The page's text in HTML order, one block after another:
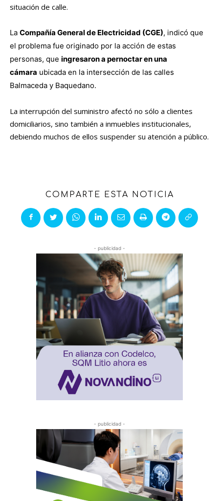
situación de calle.
La Compañía General de Electricidad (CGE), indicó que
el problema fue originado por la acción de estas
personas, que ingresaron a pernoctar en una
cámara ubicada en la intersección de las calles
Balmaceda y Baquedano.
La interrupción del suministro afectó no sólo a clientes
domiciliarios, sino también a inmuebles institucionales,
debiendo muchos de ellos suspender su atención a público.
COMPARTE ESTA NOTICIA
- publicidad -
- publicidad -